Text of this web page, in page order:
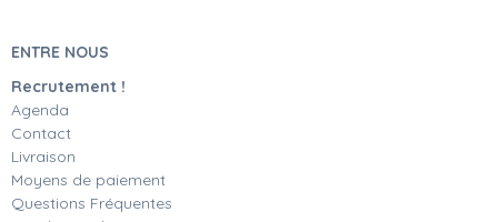
ENTRE NOUS
Recrutement !
Agenda
Contact
Livraison
Moyens de paiement
Questions Fréquentes